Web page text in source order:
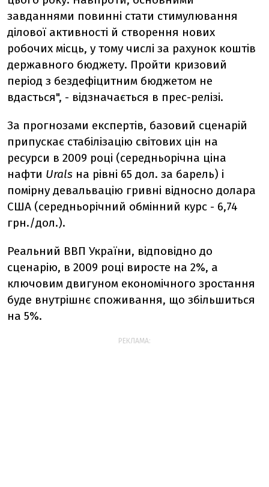
завданнями повинні стати стимулювання
ділової активності й створення нових
робочих місць, у тому числі за рахунок коштів
державного бюджету. Пройти кризовий
період з бездефіцитним бюджетом не
вдасться", - відзначається в прес-релізі.
За прогнозами експертів, базовий сценарій
припускає стабілізацію світових цін на
ресурси в 2009 році (середньорічна ціна
нафти Urals на рівні 65 дол. за барель) і
помірну девальвацію гривні відносно долара
США (середньорічний обмінний курс - 6,74
грн./дол.).
Реальний ВВП України, відповідно до
сценарію, в 2009 році виросте на 2%, а
ключовим двигуном економічного зростання
буде внутрішнє споживання, що збільшиться
на 5%.
РЕКЛАМА: